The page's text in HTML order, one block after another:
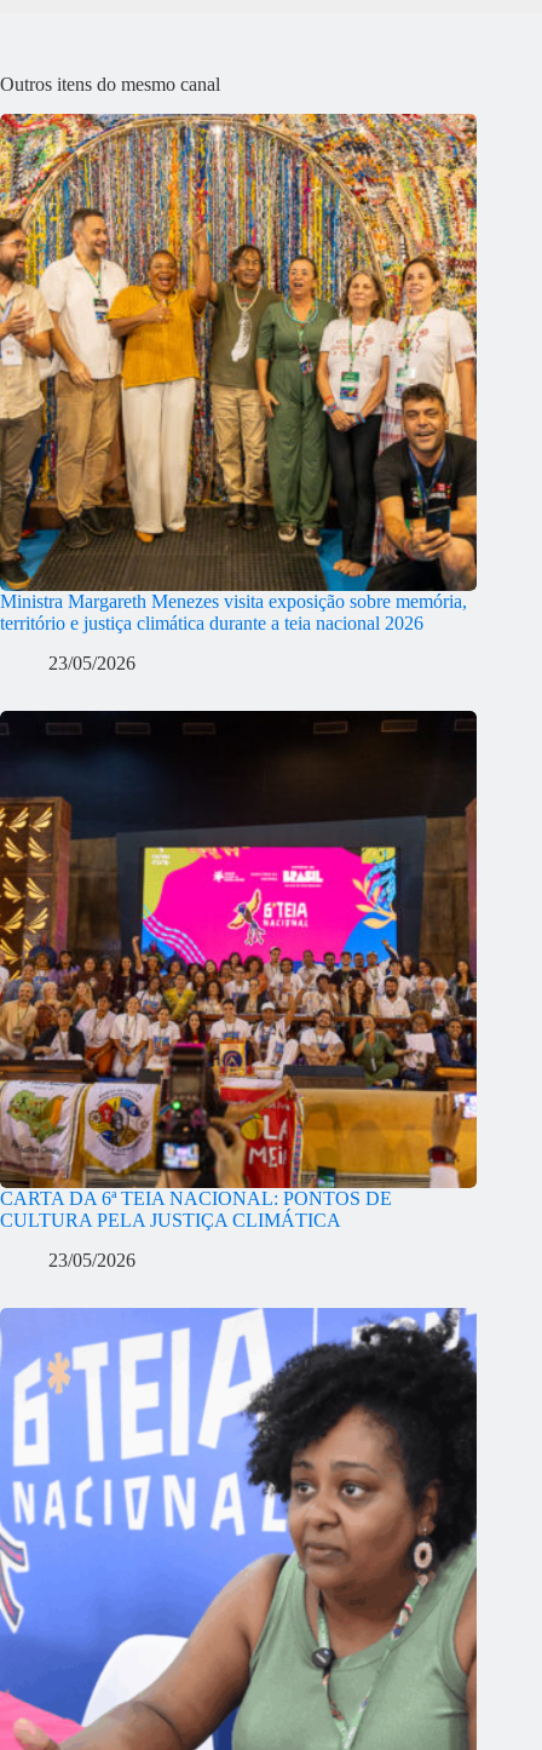
Outros itens do mesmo canal
Ministra Margareth Menezes visita exposição sobre memória,
território e justiça climática durante a teia nacional 2026
23/05/2026
CARTA DA 6ª TEIA NACIONAL: PONTOS DE
CULTURA PELA JUSTIÇA CLIMÁTICA
23/05/2026